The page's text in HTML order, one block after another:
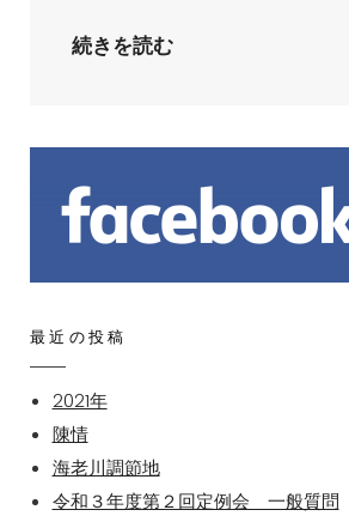
続きを読む寄
て
き
ま
し
最近の投稿
2021年
陳情
海老川調節地
令和３年度第２回定例会 一般質問